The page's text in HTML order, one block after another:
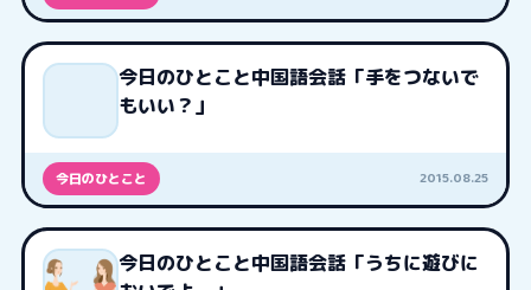
今日のひとこと中国語会話「手をつないで
もいい？」
今日のひとこと 2015.08.25
今日のひとこと中国語会話「うちに遊びに